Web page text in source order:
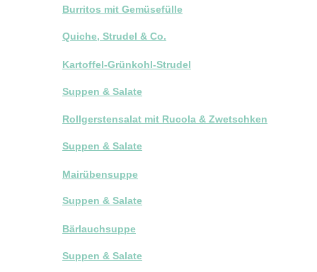
Burritos mit Gemüsefülle
Quiche, Strudel & Co.
Kartoffel-Grünkohl-Strudel
Suppen & Salate
Rollgerstensalat mit Rucola & Zwetschken
Suppen & Salate
Mairübensuppe
Suppen & Salate
Bärlauchsuppe
Suppen & Salate